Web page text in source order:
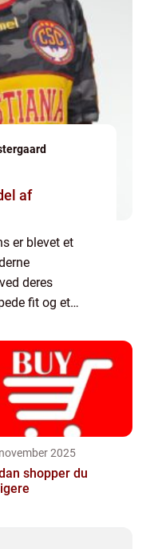
af
er blevet et
deres
fit og et
aldre. I
2025
shopper du